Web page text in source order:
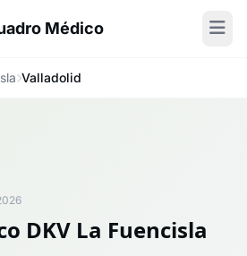
Médico
Valladolid
DKV La Fuencisla